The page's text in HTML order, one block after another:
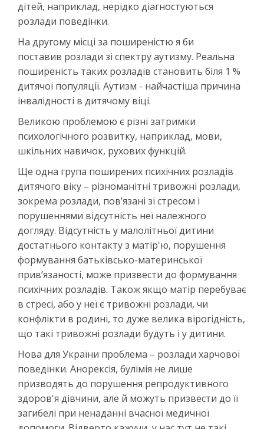
дітей, наприклад, нерідко діагностуються
розлади поведінки.
На другому місці за поширеністю я би
поставив розлади зі спектру аутизму. Реальна
поширеність таких розладів становить біля 1 %
дитячої популяції. Аутизм - найчастіша причина
інвалідності в дитячому віці.
Великою проблемою є різні затримки
психологічного розвитку, наприклад, мови,
шкільних навичок, рухових функцій.
Ще одна група поширених психічних розладів
дитячого віку – різноманітні тривожні розлади,
зокрема розлади, пов’язані зі стресом і
порушеннями відсутність неї належного
догляду. Відсутність у малолітньої дитини
достатнього контакту з матір'ю, порушення
формування батьківсько-материнської
прив’язаності, може призвести до формування
психічних розладів. Також якщо матір перебуває
в стресі, або у неї є тривожні розлади, чи
конфлікти в родині, то дуже велика вірогідність,
що такі тривожні розлади будуть і у дитини.
Нова для України проблема – розлади харчової
поведінки. Анорексія, булімія не лише
призводять до порушення репродуктивного
здоров'я дівчини, але й можуть призвести до її
загибелі при ненаданні вчасної медичної